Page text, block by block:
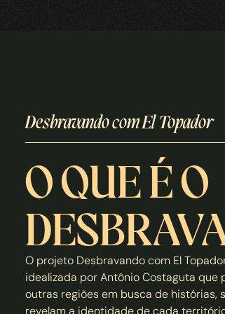
Desbravando com El Topador
O QUE É O
O projeto Desbravando com El
idealizada por Antônio Costaguta que
outras regiões em busca de histórias,
revelam a identidade de cada